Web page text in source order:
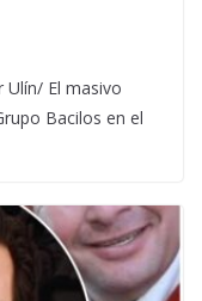
Ulín/ El masivo
Bacilos en el